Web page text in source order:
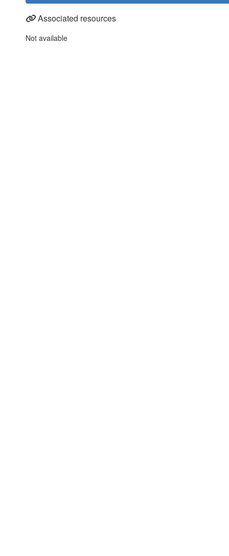
Associated resources
Not available